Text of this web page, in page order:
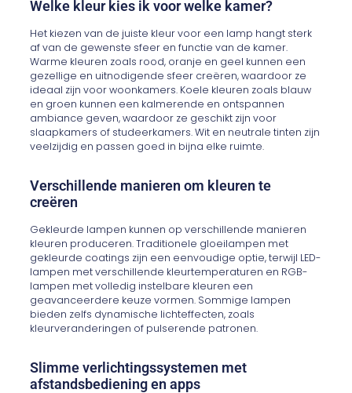
Welke kleur kies ik voor welke kamer?
Het kiezen van de juiste kleur voor een lamp hangt sterk
af van de gewenste sfeer en functie van de kamer.
Warme kleuren zoals rood, oranje en geel kunnen een
gezellige en uitnodigende sfeer creëren, waardoor ze
ideaal zijn voor woonkamers. Koele kleuren zoals blauw
en groen kunnen een kalmerende en ontspannen
ambiance geven, waardoor ze geschikt zijn voor
slaapkamers of studeerkamers. Wit en neutrale tinten zijn
veelzijdig en passen goed in bijna elke ruimte.
Verschillende manieren om kleuren te
creëren
Gekleurde lampen kunnen op verschillende manieren
kleuren produceren. Traditionele gloeilampen met
gekleurde coatings zijn een eenvoudige optie, terwijl LED-
lampen met verschillende kleurtemperaturen en RGB-
lampen met volledig instelbare kleuren een
geavanceerdere keuze vormen. Sommige lampen
bieden zelfs dynamische lichteffecten, zoals
kleurveranderingen of pulserende patronen.
Slimme verlichtingssystemen met
afstandsbediening en apps